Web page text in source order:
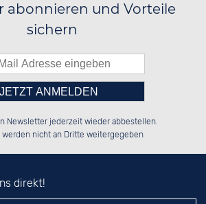
abonnieren und Vorteile
sichern
Bitte tragen Sie die Zahl in
das nebenstehende Feld ein.
Newsletter jederzeit wieder abbestellen.
werden nicht an Dritte weitergegeben
direkt!